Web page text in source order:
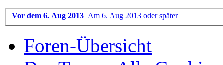
Vor dem 6. Aug 2013 Am 6. Aug 2013 oder später
Foren-Übersicht